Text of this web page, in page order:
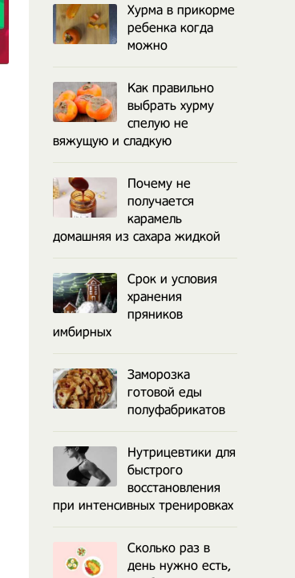
Как похудеть? Диета или
правильное питание?
Как
на
Хурма в прикорме
ребенка когда
можно
Как правильно
выбрать хурму
спелую не
вяжущую и сладкую
Почему не
получается
карамель
домашняя из сахара жидкой
Срок и условия
хранения
пряников
имбирных
Заморозка
готовой еды
полуфабрикатов
Нутрицевтики для
быстрого
восстановления
при интенсивных тренировках
Сколько раз в
день нужно есть,